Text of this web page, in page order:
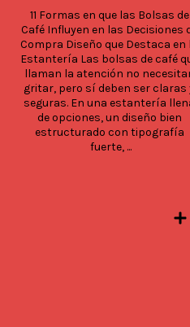
11 Formas en que las Bolsas de
Café Influyen en las Decisiones
Compra Diseño que Destaca en
Estantería Las bolsas de café
llaman la atención no
gritar, pero sí deben ser claras
seguras. En una estantería
de opciones, un diseño bien
estructurado con tipografía
fuerte, ...